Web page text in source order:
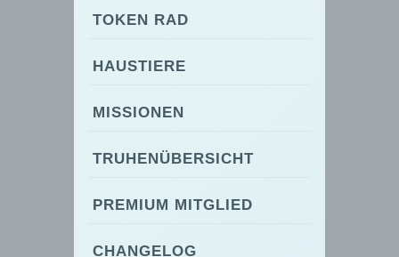
TOKEN RAD
HAUSTIERE
MISSIONEN
TRUHENÜBERSICHT
PREMIUM MITGLIED
CHANGELOG